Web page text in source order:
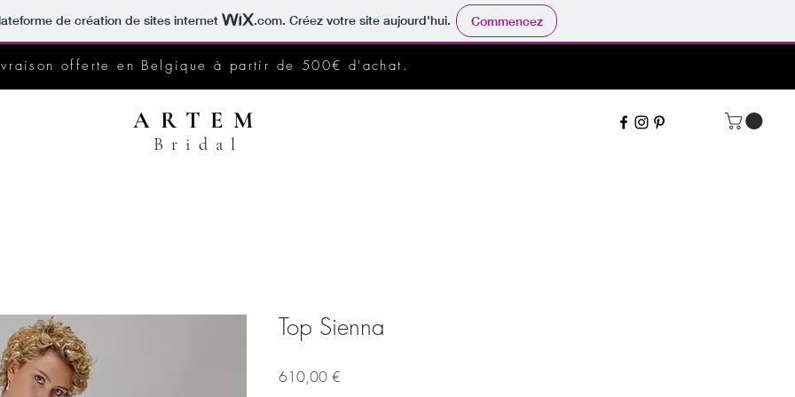
de création de sites internet .com. Créez votre site aujourd'hui. Commencez
offerte en Belgique à partir de 500€ d'achat.
ARTEM
Bridal
Top Sienna
610,00 €